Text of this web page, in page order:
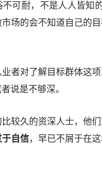
可耐，不是人人皆知
场的会不知道自己的
者对了解目标群体这
说是不够深。
较久的资深人士，他们
自信，早已不屑于在